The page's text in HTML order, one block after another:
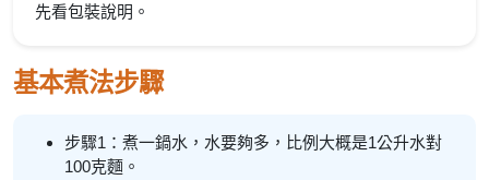
先看包裝說明。
基本煮法步驟
步驟1：煮一鍋水，水要夠多，比例大概是1公升水對
100克麵。